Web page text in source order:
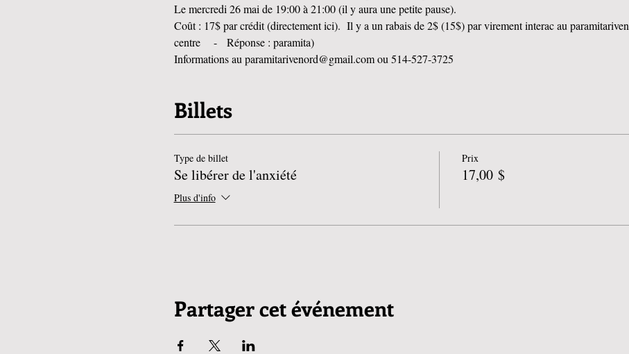
Le mercredi 26 mai de 19:00 à 21:00 (il y aura une petite pause).
Coût : 17$ par crédit (directement ici).  Il y a un rabais de 2$ (15$) par virement interac au
centre    -   Réponse : paramita)
Informations au paramitarivenord@gmail.com ou 514-527-3725
Billets
Type de billet
Se libérer de l'anxiété
Plus d'info
Prix
17,00 $
Partager cet événement